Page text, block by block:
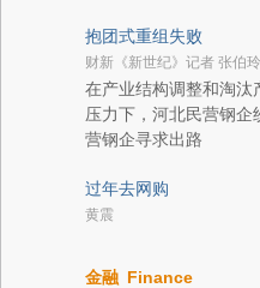
抱团式重组失败
财新《新世纪》记者 张伯玲
在产业结构调整和淘汰
压力下，河北民营钢企
营钢企寻求出路
过年去网购
黄震
金融 Finance